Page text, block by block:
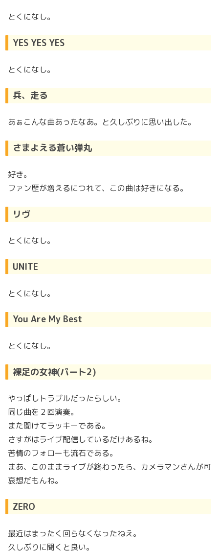
とくになし。
YES YES YES
とくになし。
兵、走る
あぁこんな曲あったなあ。と久しぶりに思い出した。
さまよえる蒼い弾丸
好き。
ファン歴が増えるにつれて、この曲は好きになる。
リヴ
とくになし。
UNITE
とくになし。
You Are My Best
とくになし。
裸足の女神(パート2)
やっぱしトラブルだったらしい。
同じ曲を２回演奏。
また聞けてラッキーである。
さすがはライブ配信しているだけあるね。
苦情のフォローも流石である。
まあ、このままライブが終わったら、カメラマンさんが可
哀想だもんね。
ZERO
最近はまったく回らなくなったねえ。
久しぶりに聞くと良い。